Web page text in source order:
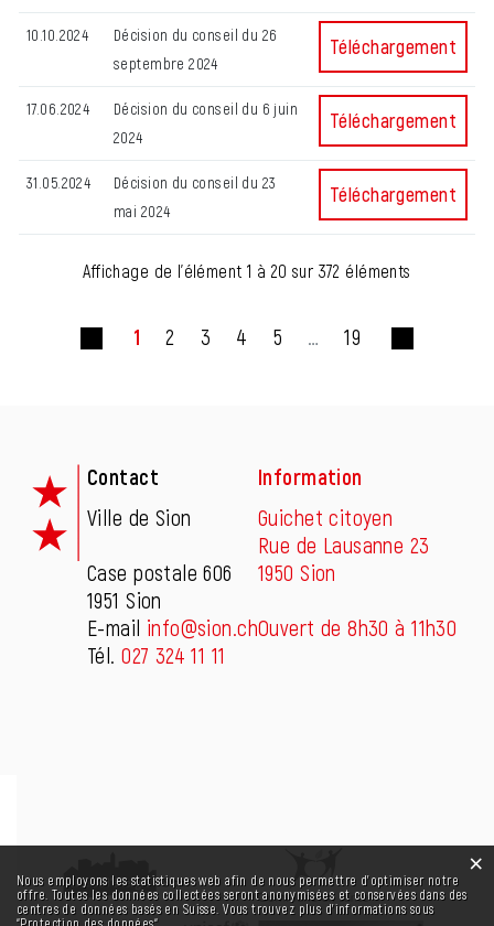
10.10.2024
Décision du conseil du 26
septembre 2024
Décision du conseil
Téléchargement
17.06.2024
Décision du conseil du 6 juin
2024
Décision du conseil
Téléchargement
31.05.2024
Décision du conseil du 23
mai 2024
Décision du conseil
Téléchargement
Affichage de l'élément 1 à 20 sur 372 éléments
1 2 3 4 5 19
Contact
Ville de Sion
Case postale 606
1951 Sion
E-mail info@sion.ch
Tél.027 324 11 11
Information
Guichet citoyen
Rue de Lausanne 23
1950 Sion
Ouvert de 8h30 à 11h30
Statistiques web
Nous employons les statistiques web afin de nous permettre d'optimiser notre
offre. Toutes les données collectées seront anonymisées et conservées dans des
centres de données basés en Suisse. Vous trouvez plus d'informations sous
“Protection des données“
×